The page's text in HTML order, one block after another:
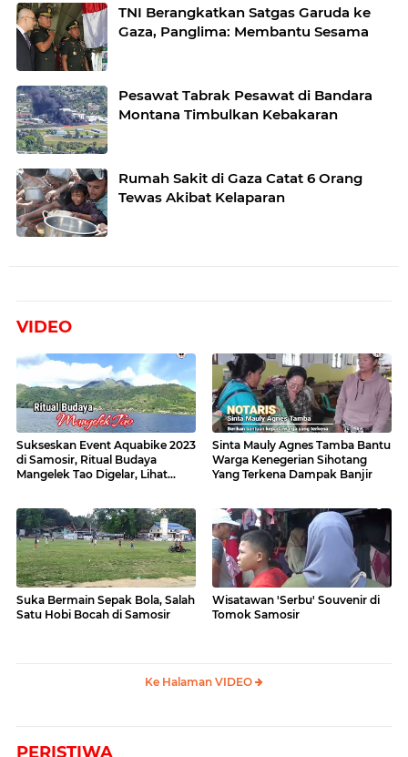
TNI Berangkatkan Satgas Garuda ke
Gaza, Panglima: Membantu Sesama
Pesawat Tabrak Pesawat di Bandara
Montana Timbulkan Kebakaran
Rumah Sakit di Gaza Catat 6 Orang
Tewas Akibat Kelaparan
VIDEO
Sukseskan Event Aquabike 2023
di Samosir, Ritual Budaya
Mangelek Tao Digelar, Lihat
Sinta Mauly Agnes Tamba Bantu
Warga Kenegerian Sihotang
Yang Terkena Dampak Banjir
Suka Bermain Sepak Bola, Salah
Satu Hobi Bocah di Samosir
Wisatawan 'Serbu' Souvenir di
Tomok Samosir
Ke Halaman VIDEO
PERISTIWA